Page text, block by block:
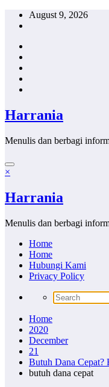
Skip
August 9, 2026
Harrania
Menulis dan berbagi
×
Harrania
Menulis dan berbagi
Home
Home
Hubungi Kami
Privacy Policy
Home
2020
December
21
Butuh Dana Cepat?
butuh dana cepat